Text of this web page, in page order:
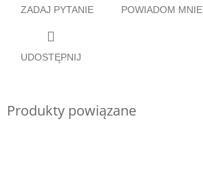
ZADAJ PYTANIE POWIADOM MNIE
UDOSTĘPNIJ
Produkty powiązane